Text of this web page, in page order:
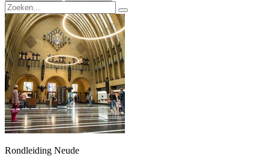
Rondleiding Neude